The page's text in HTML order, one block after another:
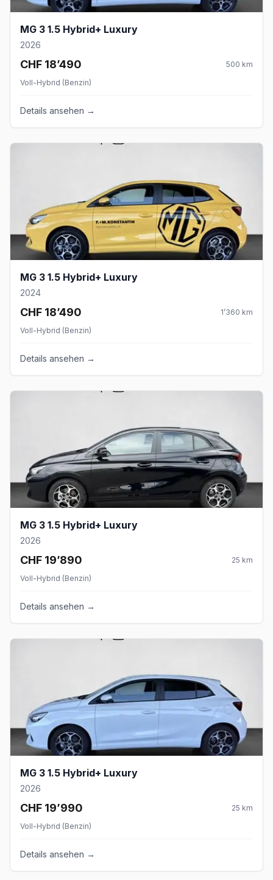
MG 3 1.5 Hybrid+ Luxury
2026
CHF 18’490 500 km
Voll-Hybrid (Benzin)
Details ansehen →
MG 3 1.5 Hybrid+ Luxury
2024
CHF 18’490 1’360 km
Voll-Hybrid (Benzin)
Details ansehen →
MG 3 1.5 Hybrid+ Luxury
2026
CHF 19’890 25 km
Voll-Hybrid (Benzin)
Details ansehen →
MG 3 1.5 Hybrid+ Luxury
2026
CHF 19’990 25 km
Voll-Hybrid (Benzin)
Details ansehen →